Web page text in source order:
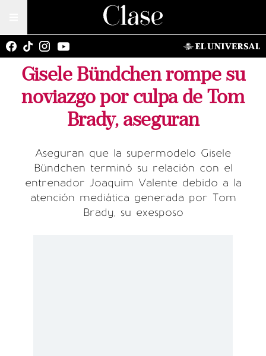
Gisele Bündchen rompe su
noviazgo por culpa de Tom
Brady, aseguran
Aseguran que la supermodelo Gisele
Bündchen terminó su relación con el
entrenador Joaquim Valente debido a la
atención mediática generada por Tom
Brady, su exesposo